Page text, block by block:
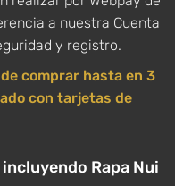
a nuestra Cuenta
y registro.
comprar hasta en 3
con tarjetas de
Rapa Nui